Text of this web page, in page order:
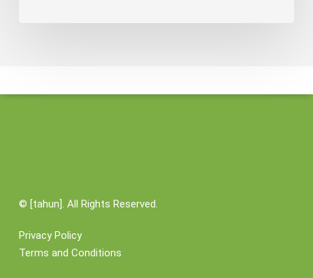
© [tahun]. All Rights Reserved.
Privacy Policy
Terms and Conditions